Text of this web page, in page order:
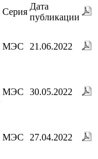
Серия
Дата
публикации
МЭС 21.06.2022
МЭС 30.05.2022
МЭС 27.04.2022